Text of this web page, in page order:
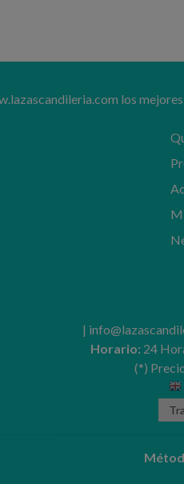
los
|
Horario: 24
(*)